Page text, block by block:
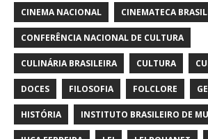
CINEMA NACIONAL CINEMATECA
CONFERÊNCIA NACIONAL DE CULTURA
CULINÁRIA BRASILEIRA CULTURA
DOCES FILOSOFIA FOLCLORE
HISTÓRIA INSTITUTO BRASILEIRO DE